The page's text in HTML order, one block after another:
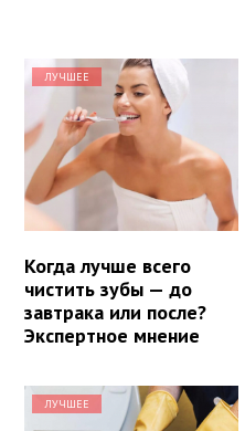
ЛУЧШЕЕ
Когда лучше всего
чистить зубы — до
завтрака или после?
Экспертное мнение
ЛУЧШЕЕ